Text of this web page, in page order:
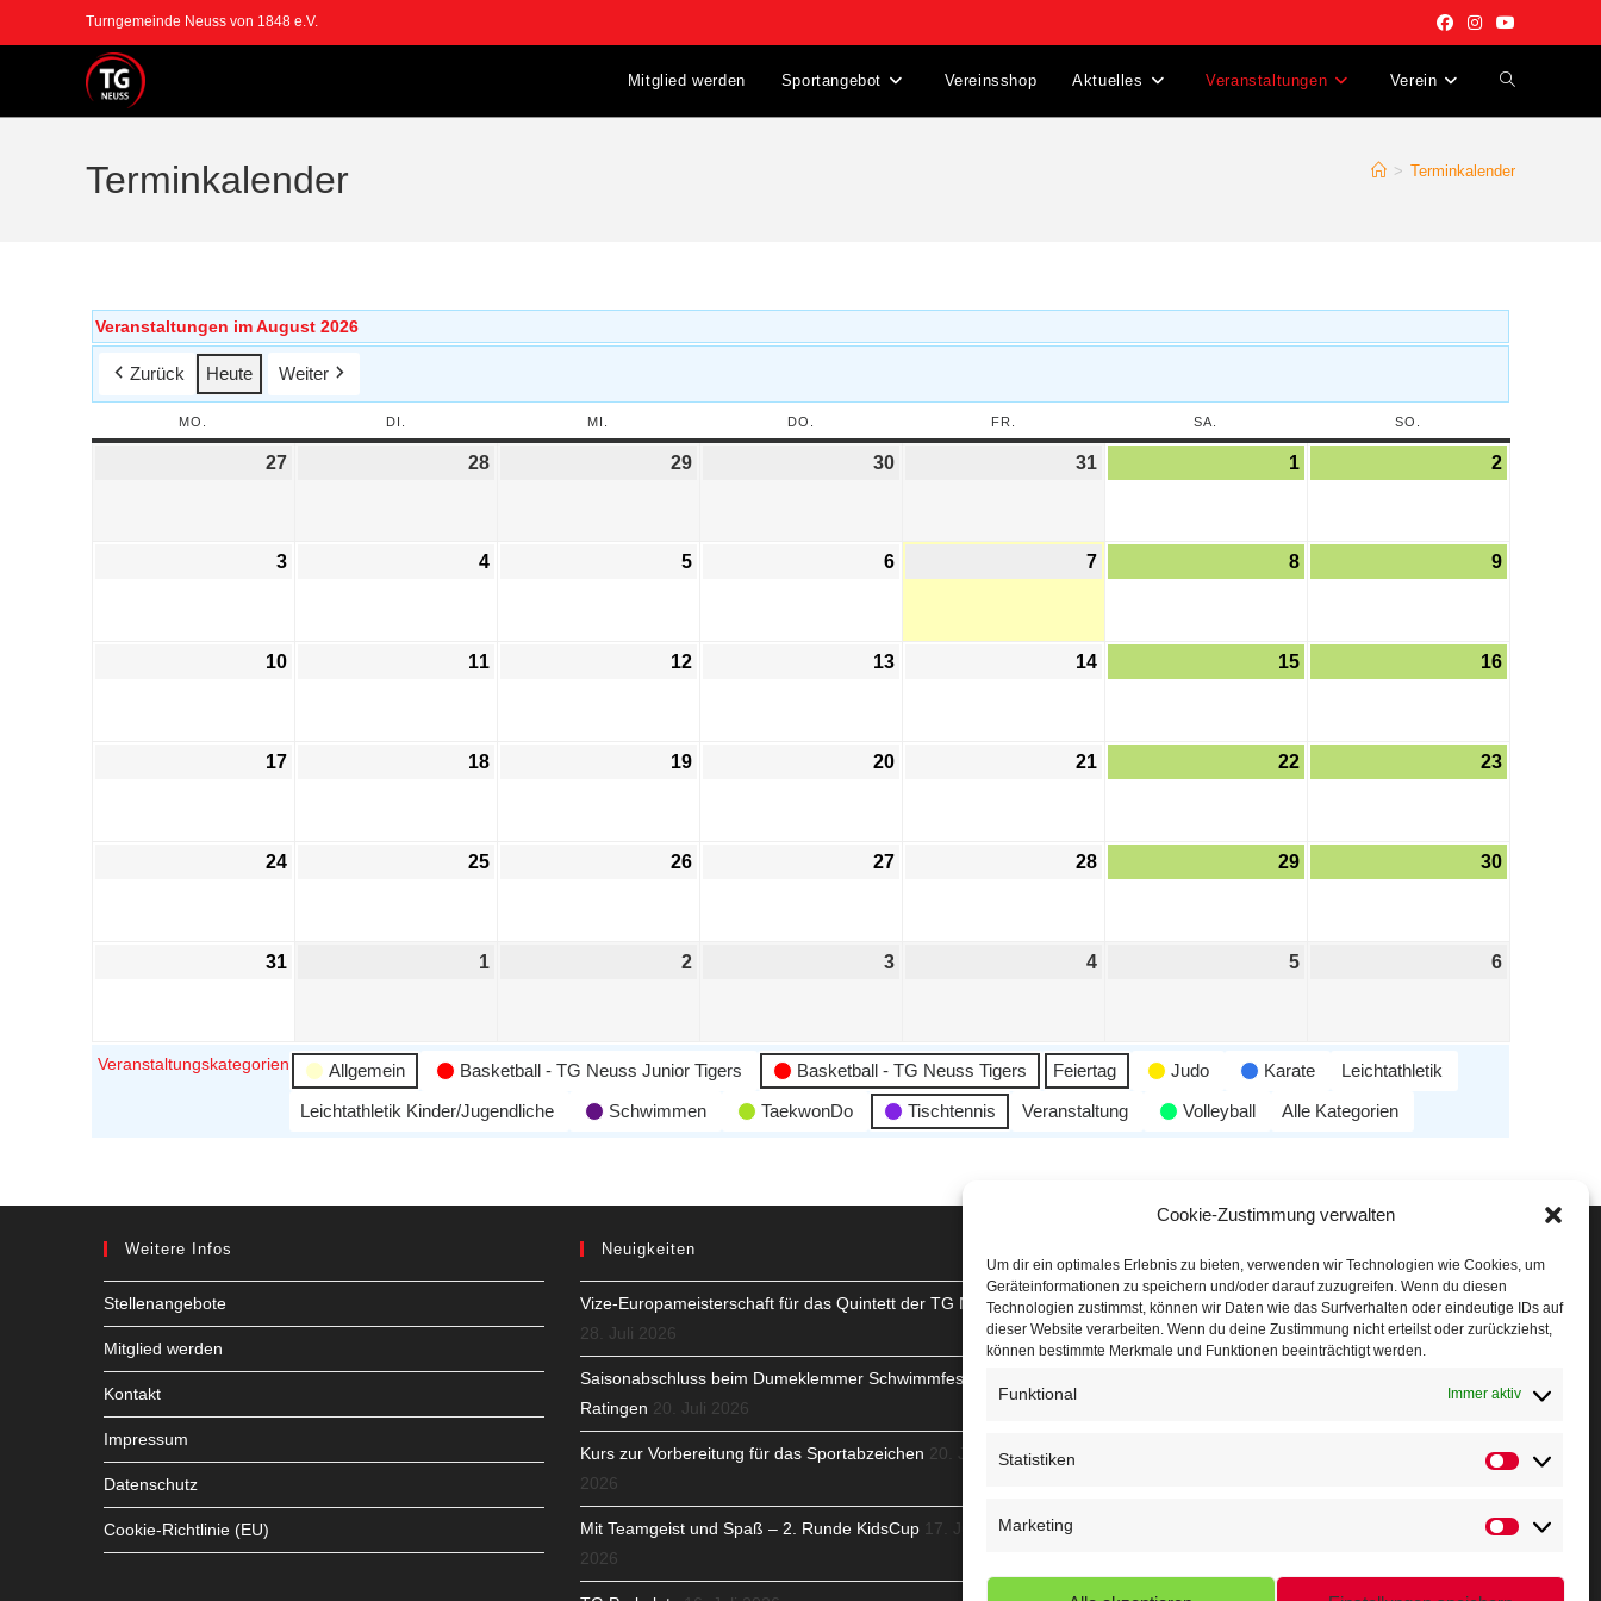
Cookie-Zustimmung verwalten
Um dir ein optimales Erlebnis zu bieten, verwenden wir Technologien wie Cookies, um
Geräteinformationen zu speichern und/oder darauf zuzugreifen. Wenn du diesen
Technologien zustimmst, können wir Daten wie das Surfverhalten oder eindeutige IDs auf
dieser Website verarbeiten. Wenn du deine Zustimmung nicht erteilst oder zurückziehst,
können bestimmte Merkmale und Funktionen beeinträchtigt werden.
Funktional Immer aktiv
Statistiken
Marketing
Turngemeinde Neuss von 1848 e.V.
Mitglied werden Sportangebot Vereinsshop Aktuelles Veranstaltungen Verein
Terminkalender > Terminkalender
Veranstaltungen im August 2026
Zurück Heute Weiter
MO. DI. MI. DO. FR. SA. SO.
27 28 29 30 31 1 2
3 4 5 6 7 8 9
10 11 12 13 14 15 16
17 18 19 20 21 22 23
24 25 26 27 28 29 30
31 1 2 3 4 5 6
Veranstaltungskategorien Allgemein Basketball - TG Neuss Junior Tigers Basketball - TG Neuss Tigers Feiertag Judo Karate
Leichtathletik
Leichtathletik Kinder/Jugendliche
Schwimmen TaekwonDo Tischtennis Veranstaltung Volleyball Alle Kategorien
Weitere Infos
Stellenangebote
Mitglied werden
Kontakt
Impressum
Datenschutz
Cookie-Richtlinie (EU)
Neuigkeiten
Vize-Europameisterschaft für das Quintett der TG Neuss
28. Juli 2026
Saisonabschluss beim Dumeklemmer Schwimmfest in
Ratingen 20. Juli 2026
Kurs zur Vorbereitung für das Sportabzeichen 20. Juli
2026
Mit Teamgeist und Spaß – 2. Runde KidsCup 17. Juli
2026
Höffner Run
Schnuppertag
Terminkalender
Nikolaus-Crosslauf
Capoeira Camp